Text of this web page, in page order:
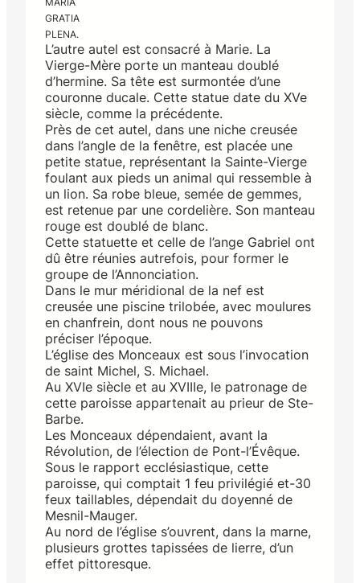
GRATIA
PLENA.
L’autre autel est consacré à Marie. La
Vierge-Mère porte un manteau doublé
d’hermine. Sa tête est surmontée d’une
couronne ducale. Cette statue date du XVe
siècle, comme la précédente.
Près de cet autel, dans une niche creusée
dans l’angle de la fenêtre, est placée une
petite statue, représentant la Sainte-Vierge
foulant aux pieds un animal qui ressemble à
un lion. Sa robe bleue, semée de gemmes,
est retenue par une cordelière. Son manteau
rouge est doublé de blanc.
Cette statuette et celle de l’ange Gabriel ont
dû être réunies autrefois, pour former le
groupe de l’Annonciation.
Dans le mur méridional de la nef est
creusée une piscine trilobée, avec moulures
en chanfrein, dont nous ne pouvons
préciser l’époque.
L’église des Monceaux est sous l’invocation
de saint Michel, S. Michael.
Au XVIe siècle et au XVIIIe, le patronage de
cette paroisse appartenait au prieur de Ste-
Barbe.
Les Monceaux dépendaient, avant la
Révolution, de l’élection de Pont-l’Évêque.
Sous le rapport ecclésiastique, cette
paroisse, qui comptait 1 feu privilégié et-30
feux taillables, dépendait du doyenné de
Mesnil-Mauger.
Au nord de l’église s’ouvrent, dans la marne,
plusieurs grottes tapissées de lierre, d’un
effet pittoresque.